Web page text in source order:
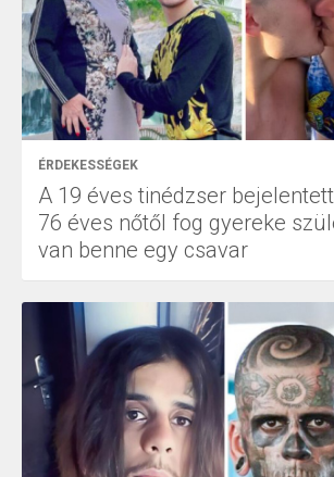
ÉRDEKESSÉGEK
A 19 éves tinédzser
76 éves nőtől fog gyereke
van benne egy csavar